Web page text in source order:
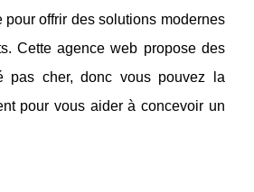
pour offrir des solutions modernes
Cette agence web propose des
pas cher, donc vous pouvez la
pour vous aider à concevoir un